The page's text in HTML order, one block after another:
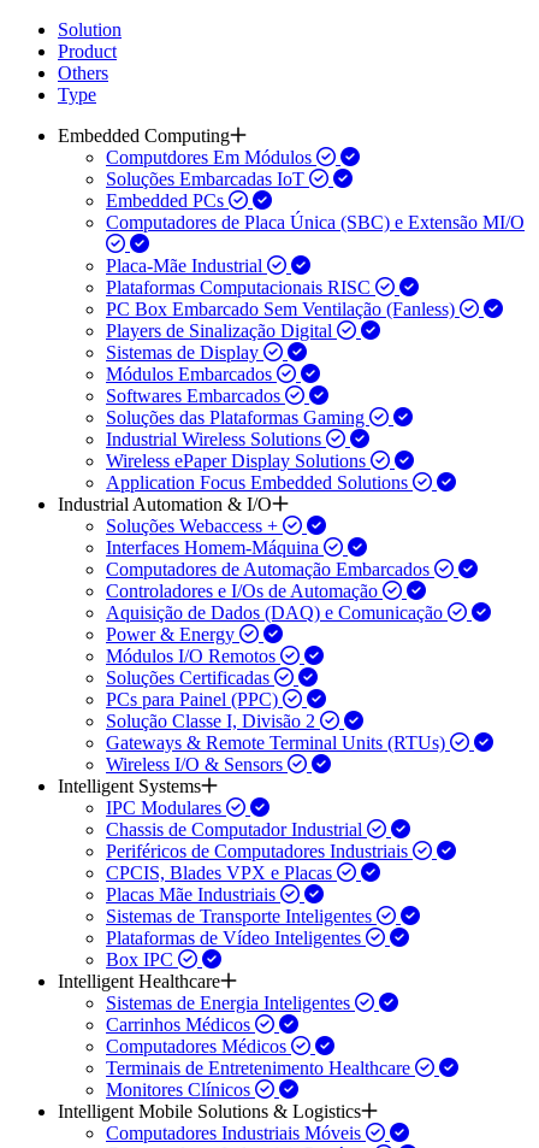
Solution
Product
Others
Type
Embedded Computing
Computdores Em Módulos
Soluções Embarcadas IoT
Embedded PCs
Computadores de Placa Única (SBC) e Extensão MI/O
Placa-Mãe Industrial
Plataformas Computacionais RISC
PC Box Embarcado Sem Ventilação (Fanless)
Players de Sinalização Digital
Sistemas de Display
Módulos Embarcados
Softwares Embarcados
Soluções das Plataformas Gaming
Industrial Wireless Solutions
Wireless ePaper Display Solutions
Application Focus Embedded Solutions
Industrial Automation & I/O
Soluções Webaccess +
Interfaces Homem-Máquina
Computadores de Automação Embarcados
Controladores e I/Os de Automação
Aquisição de Dados (DAQ) e Comunicação
Power & Energy
Módulos I/O Remotos
Soluções Certificadas
PCs para Painel (PPC)
Solução Classe I, Divisão 2
Gateways & Remote Terminal Units (RTUs)
Wireless I/O & Sensors
Intelligent Systems
IPC Modulares
Chassis de Computador Industrial
Periféricos de Computadores Industriais
CPCIS, Blades VPX e Placas
Placas Mãe Industriais
Sistemas de Transporte Inteligentes
Plataformas de Vídeo Inteligentes
Box IPC
Intelligent Healthcare
Sistemas de Energia Inteligentes
Carrinhos Médicos
Computadores Médicos
Terminais de Entretenimento Healthcare
Monitores Clínicos
Intelligent Mobile Solutions & Logistics
Computadores Industriais Móveis